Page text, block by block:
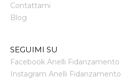
Contattami
Blog
SEGUIMI SU
Facebook Anelli Fidanzamento
Instagram Anelli Fidanzamento